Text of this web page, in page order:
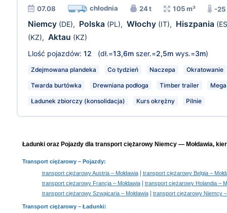
07.08 chłodnia 24 t 105 m³ -25
Niemcy (DE), Polska (PL), Włochy (IT), Hiszpania
(KZ), Aktau (KZ)
Llość pojazdów: 12 (dł.=13,6m szer.=2,5m wys.=3m)
Zdejmowana plandeka Co tydzień Naczepa Okratowanie
Twarda burtówka Drewniana podłoga Timber trailer Mega
Ładunek zbiorczy (konsolidacja) Kurs okrężny Pilnie
Ładunki oraz Pojazdy dla transport ciężarowy Niemcy — Mołdawia,
Transport ciężarowy– Pojazdy:
transport ciężarowy Austria – Mołdawia|
transport ciężarowy Belgia –
transport ciężarowy Francja – Mołdawia|
transport ciężarowy Holandia –
transport ciężarowy Szwajcaria – Mołdawia| transport ciężarowy Niemcy
Transport ciężarowy – Ładunki: